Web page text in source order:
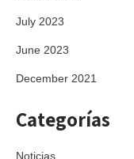
July 2023
June 2023
December 2021
Categorías
Noticias